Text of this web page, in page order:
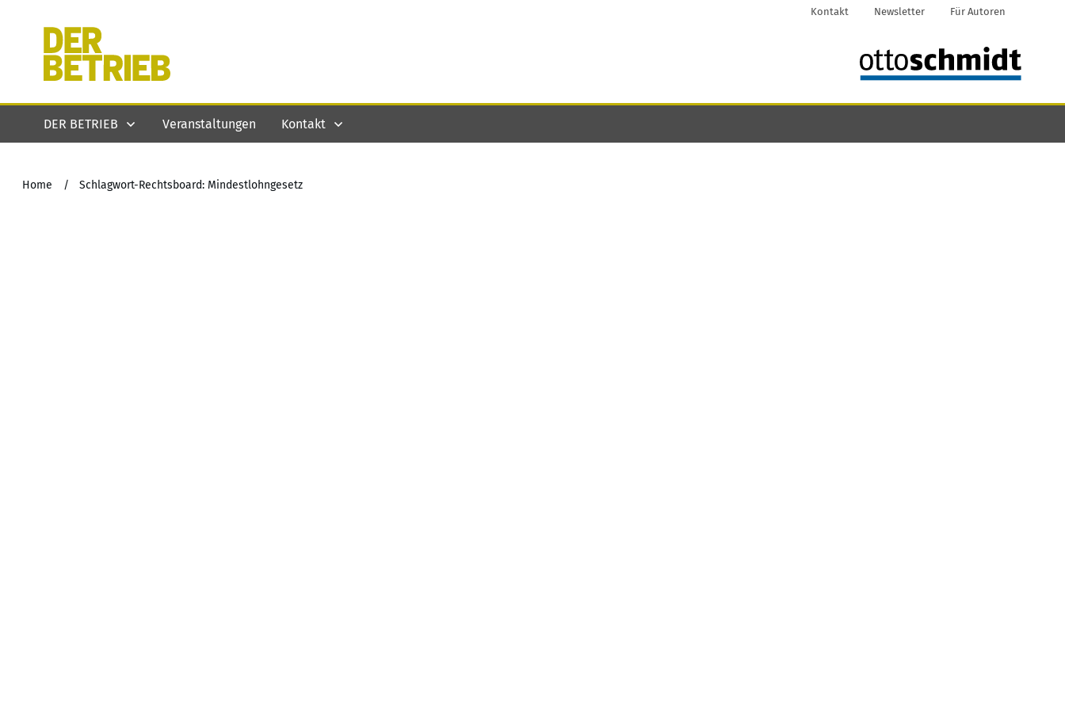
Kontakt Newsletter Für Autoren
DER BETRIEB Veranstaltungen Kontakt
Home / Schlagwort-Rechtsboard: Mindestlohngesetz